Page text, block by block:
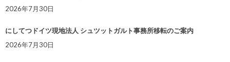
2026年7月30日
にしてつドイツ現地法人 シュツットガルト事務所移転のご案内
2026年7月30日